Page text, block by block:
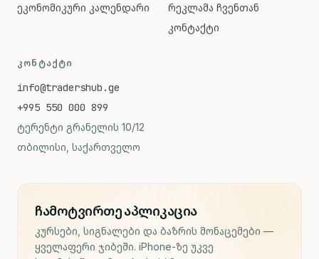
ეკონომიკური კალენდარი
რეკლამა ჩვენთან
კონტაქტი
ᲙᲝᲜᲢᲐᲥᲢᲘ
info@tradershub.ge
+995 550 000 899
ტერენტი გრანელის 10/12
თბილისი, საქართველო
ჩამოტვირთე აპლიკაცია
კურსები, სიგნალები და ბაზრის მონაცემები —
ყველაფერი ჯიბეში. iPhone-ზე უკვე